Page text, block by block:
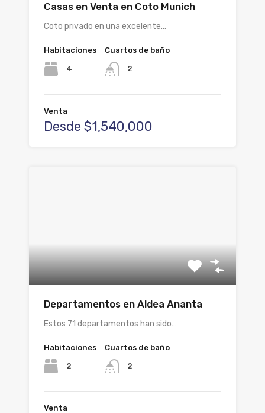
Casas en Venta en Coto Munich
Coto privado en una excelente…
Habitaciones
4
Cuartos de baño
2
Venta
Desde $1,540,000
Departamentos en Aldea Ananta
Estos 71 departamentos han sido…
Habitaciones
2
Cuartos de baño
2
Venta